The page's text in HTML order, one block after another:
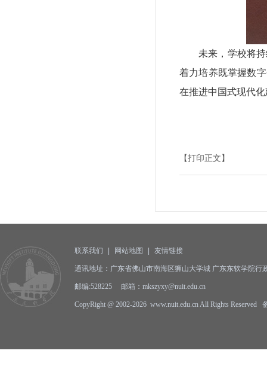
未来，学校将
着力培养既掌握数
在推进中国式现代
【打印正文】
联系我们 网站地图 友情链接
通讯地址：广东省佛山市南海区狮山大学城 广东东软学院行
邮编:528225 邮箱：mkszyxy@nuit.edu.cn
CopyRight @ 2002-2026 www.nuit.edu.cn All Rights Reserved